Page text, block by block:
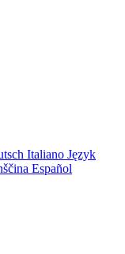
Italiano Język
Español